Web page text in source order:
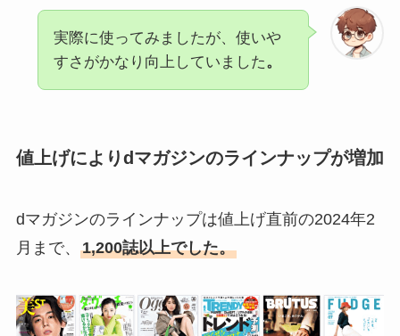
実際に使ってみましたが、使いや
すさがかなり向上していました 。
値上げによりdマガジンのラインナップが増加
dマガジンのラインナップは値上げ直前の2024年2
月まで、 1,200誌以上でした。